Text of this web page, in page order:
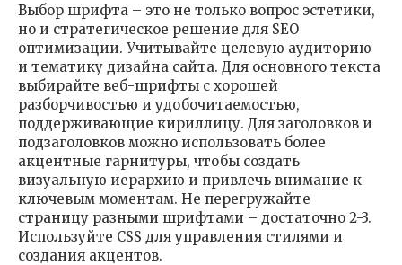
Выбор шрифта – это не только вопрос эстетики,
но и стратегическое решение для SEO
оптимизации. Учитывайте целевую аудиторию
и тематику дизайна сайта. Для основного текста
выбирайте веб-шрифты с хорошей
разборчивостью и удобочитаемостью,
поддерживающие кириллицу. Для заголовков и
подзаголовков можно использовать более
акцентные гарнитуры, чтобы создать
визуальную иерархию и привлечь внимание к
ключевым моментам. Не перегружайте
страницу разными шрифтами – достаточно 2-3.
Используйте CSS для управления стилями и
создания акцентов.